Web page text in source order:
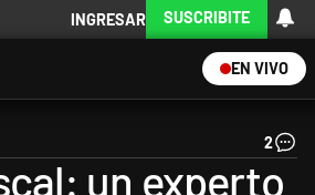
INGRESAR SUSCRIBITE
EN VIVO
2
un experto